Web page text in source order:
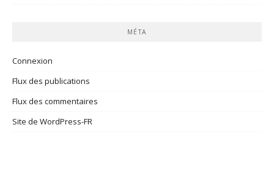
MÉTA
Connexion
Flux des publications
Flux des commentaires
Site de WordPress-FR